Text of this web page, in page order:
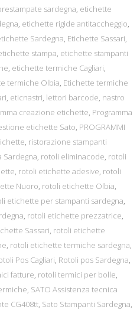
sardegna, etichette
, etichette rigide antitaccheggio,
Sardegna, Etichette Sassari,
stampa, etichette stampanti
, etichette termiche Cagliari,
termiche Olbia, Etichette termiche
, eticnastri, lettori barcode, nastro
creazione etichette, Programma
etichette Sato, PROGRAMMI
, ristorazione stampanti
Sardegna, rotoli eliminacode, rotoli
, rotoli etichette adesive, rotoli
Nuoro, rotoli etichette Olbia,
etichette per stampanti sardegna,
, rotoli etichette prezzatrice,
Sassari, rotoli etichette
, rotoli etichette termiche sardegna,
Pos Cagliari, Rotoli pos Sardegna,
fatture, rotoli termici per bolle,
, SATO Assistenza tecnica
CG408tt, Sato Stampanti Sardegna,